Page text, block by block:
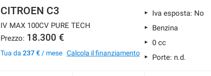
CITROEN C3
IV MAX 100CV PURE TECH
Prezzo: 18.300 €
Tua da 237 €/ mese Calcola il finanziamento
Iva esposta: No
Benzina
0 cc
Porte: n.d.